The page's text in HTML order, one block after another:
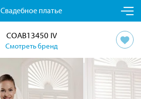
Свадебное платье
COAB13450 IV
Смотреть бренд